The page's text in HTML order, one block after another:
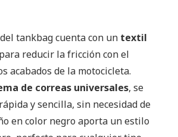
tankbag cuenta con un textil
reducir la fricción con el
acabados de la motocicleta.
de correas universales, se
y sencilla, sin necesidad de
en color negro aporta un estilo